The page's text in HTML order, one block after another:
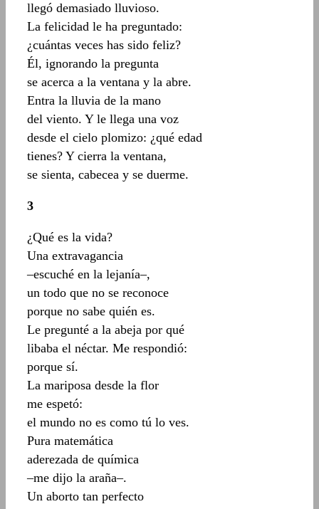
llegó demasiado lluvioso.
La felicidad le ha preguntado:
¿cuántas veces has sido feliz?
Él, ignorando la pregunta
se acerca a la ventana y la abre.
Entra la lluvia de la mano
del viento. Y le llega una voz
desde el cielo plomizo: ¿qué edad
tienes? Y cierra la ventana,
se sienta, cabecea y se duerme.
3
¿Qué es la vida?
Una extravagancia
–escuché en la lejanía–,
un todo que no se reconoce
porque no sabe quién es.
Le pregunté a la abeja por qué
libaba el néctar. Me respondió:
porque sí.
La mariposa desde la flor
me espetó:
el mundo no es como tú lo ves.
Pura matemática
aderezada de química
–me dijo la araña–.
Un aborto tan perfecto